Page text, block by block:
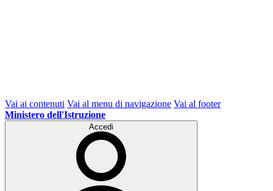
Vai ai contenuti Vai al menu di navigazione Vai al footer
Ministero dell'Istruzione
Accedi